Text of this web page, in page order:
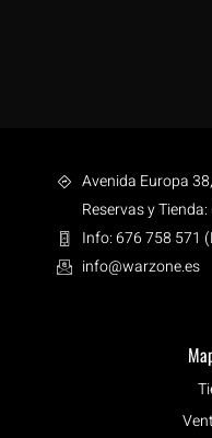
Avenida Europa
Reservas y
Info: 676 758 571
info@warzone.es